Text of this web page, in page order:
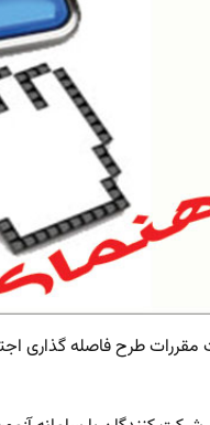
مقررات طرح فاصله گذاری